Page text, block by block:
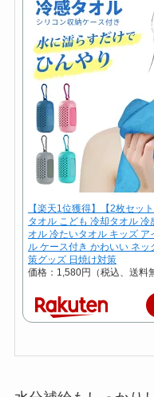
【楽天1位獲得】【2枚セッ
タオル こども 冷却タオル 冷
オル 冷たいタオル キッズ
ル ケース付き かわいい ネ
策グッズ 日焼け対策
価格：1,580円（税込、送料